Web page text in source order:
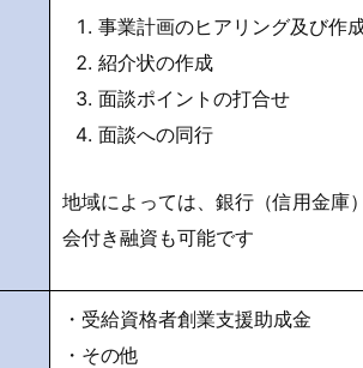
事業計画のヒアリング及び作
紹介状の作成
面談ポイントの打合せ
面談への同行
地域によっては、銀行（信用金庫
会付き融資も可能です
・ 受給資格者創業支援助成金
・その他